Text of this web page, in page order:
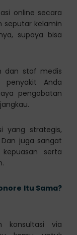
online secara
seputar kelamin
supaya bisa
dan staf medis
penyakit Anda
pengobatan
yang strategis,
juga sangat
serta
Itu Sama?
konsultasi via